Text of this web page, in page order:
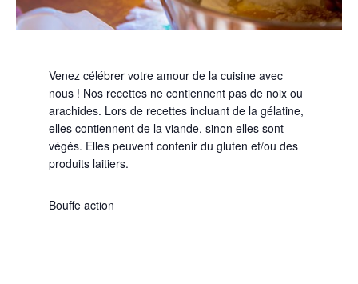
Venez célébrer votre amour de la cuisine avec
nous ! Nos recettes ne contiennent pas de noix ou
arachides. Lors de recettes incluant de la gélatine,
elles contiennent de la viande, sinon elles sont
végés. Elles peuvent contenir du gluten et/ou des
produits laitiers.
Bouffe action